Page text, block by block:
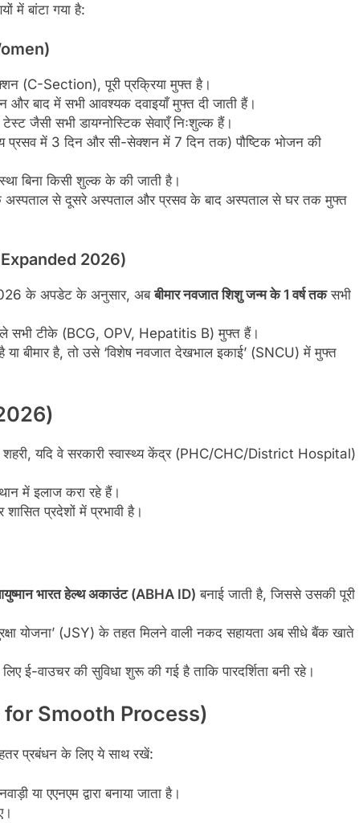
में बांटा गया है:
(C-Section), पूरी प्रक्रिया मुफ्त है।
और बाद में सभी आवश्यक दवाइयाँ मुफ्त दी जाती हैं।
जैसी सभी डायग्नोस्टिक सेवाएँ निःशुल्क हैं।
प्रसव में 3 दिन और सी-सेक्शन में 7 दिन तक) पौष्टिक भोजन की
बिना किसी शुल्क के की जाती है।
से दूसरे अस्पताल और प्रसव के बाद अस्पताल से घर तक मुफ्त
2026)
के अपडेट के अनुसार, अबबीमार नवजात शिशु जन्म के 1 वर्ष तकसभी
सभी टीके (BCG, OPV, Hepatitis B) मुफ्त हैं।
बीमार है, तो उसे ‘विशेष नवजात देखभाल इकाई’ (SNCU) में मुफ्त
शहरी, यदि वे सरकारी स्वास्थ्य केंद्र (PHC/CHC/District Hospital)
में इलाज करा रहे हैं।
प्रदेशों में प्रभावी है।
भारत हेल्थ अकाउंट (ABHA ID) बनाई जाती है, जिससे उसकी पूरी
योजना’ (JSY) के तहत मिलने वाली नकद सहायता अब सीधे बैंक खाते
ई-वाउचर की सुविधा शुरू की गई है ताकि पारदर्शिता बनी रहे।
for Smooth Process)
प्रबंधन के लिए ये साथ रखें:
या एएनएम द्वारा बनाया जाता है।